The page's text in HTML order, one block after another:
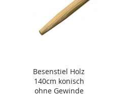
Besenstiel Holz
140cm konisch
ohne Gewinde